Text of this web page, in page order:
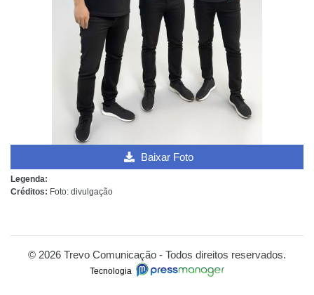
Baixar Foto
Legenda:
Créditos: Foto: divulgação
© 2026 Trevo Comunicação - Todos direitos reservados.
Tecnologia